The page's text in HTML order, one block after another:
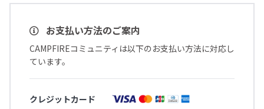
お支払い方法のご案内
CAMPFIREコミュニティは以下のお支払い方法に対応し
ています。
クレジットカード